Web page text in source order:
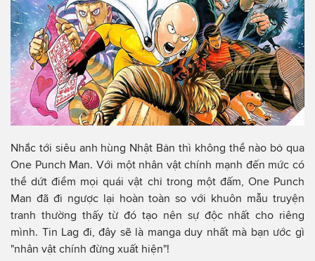
Nhắc tới siêu anh hùng Nhật Bản thì không thể nào bỏ qua
One Punch Man. Với một nhân vật chính mạnh đến mức có
thể dứt điểm mọi quái vật chỉ trong một đấm, One Punch
Man đã đi ngược lại hoàn toàn so với khuôn mẫu truyện
tranh thường thấy từ đó tạo nên sự độc nhất cho riêng
mình. Tin Lag đi, đây sẽ là manga duy nhất mà bạn ước gì
"nhân vật chính đừng xuất hiện"!